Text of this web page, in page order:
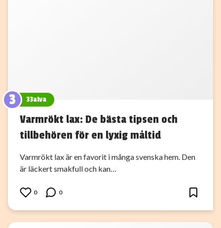
3 33alva
Varmrökt lax: De bästa tipsen och
tillbehören för en lyxig måltid
Varmrökt lax är en favorit i många svenska hem. Den
är läckert smakfull och kan…
0 0